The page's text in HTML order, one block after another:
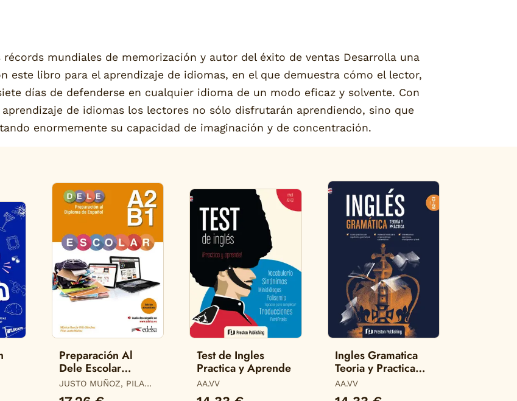
récords mundiales de memorización y autor del éxito de ventas Desarrolla una
este libro para el aprendizaje de idiomas, en el que demuestra cómo el lector,
días de defenderse en cualquier idioma de un modo eficaz y solvente. Con
de idiomas los lectores no sólo disfrutarán aprendiendo, sino que
enormemente su capacidad de imaginación y de concentración.
Preparación Al
Dele Escolar
A2/B1. Edición
Actualizada
JUSTO MUÑOZ, PILAR /
GARCÍA-VIÑÓ
Test de Ingles
Practica y Aprende
AA.VV
Ingles Gramatica
Teoria y Practica
B2-C1
AA.VV